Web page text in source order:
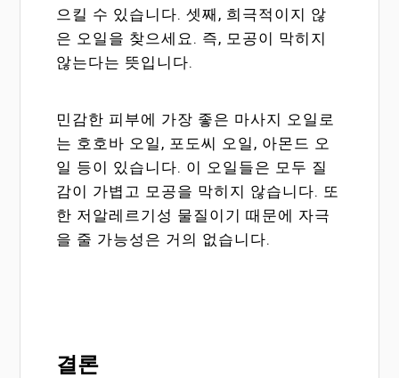
으킬 수 있습니다. 셋째, 희극적이지 않
은 오일을 찾으세요. 즉, 모공이 막히지
않는다는 뜻입니다.
민감한 피부에 가장 좋은 마사지 오일로
는 호호바 오일, 포도씨 오일, 아몬드 오
일 등이 있습니다. 이 오일들은 모두 질
감이 가볍고 모공을 막히지 않습니다. 또
한 저알레르기성 물질이기 때문에 자극
을 줄 가능성은 거의 없습니다.
결론